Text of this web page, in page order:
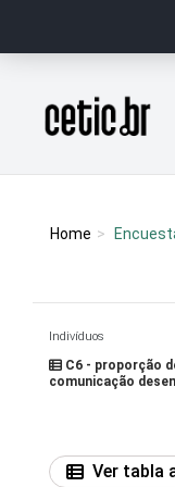
Página inicial
Home
Indivíduos
C6 - proporção
comunicação
Ver tabla